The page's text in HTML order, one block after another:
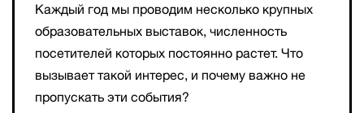
Каждый год мы проводим несколько крупных
образовательных выставок, численность
посетителей которых постоянно растет. Что
вызывает такой интерес, и почему важно не
пропускать эти события?